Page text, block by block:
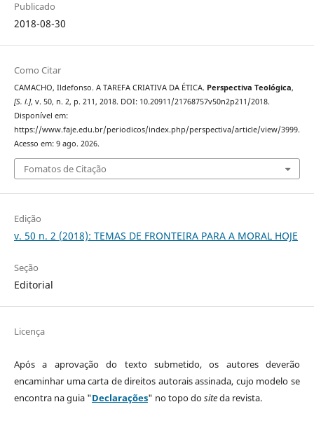
Publicado
2018-08-30
Como Citar
CAMACHO, Ildefonso. A TAREFA CRIATIVA DA ÉTICA. Perspectiva Teológica,
[S. l.], v. 50, n. 2, p. 211, 2018. DOI: 10.20911/21768757v50n2p211/2018.
Disponível em:
https://www.faje.edu.br/periodicos/index.php/perspectiva/article/view/3999.
Acesso em: 9 ago. 2026.
Fomatos de Citação
Edição
v. 50 n. 2 (2018): TEMAS DE FRONTEIRA PARA A MORAL HOJE
Seção
Editorial
Licença
Após a aprovação do texto submetido, os autores deverão
encaminhar uma carta de direitos autorais assinada, cujo modelo se
encontra na guia "Declarações" no topo dositeda revista.